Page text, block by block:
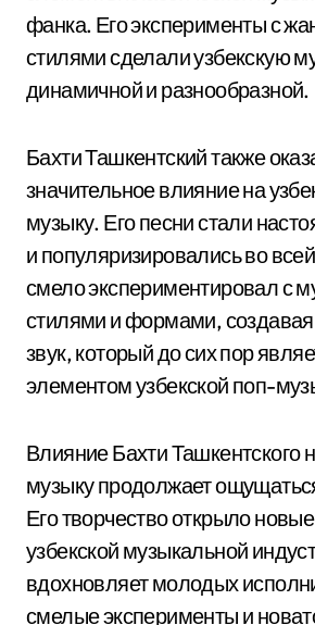
фанка. Его эксперименты с
стилями сделали узбекскую
динамичной и разнообразной.
Бахти Ташкентский также
значительное влияние на
музыку. Его песни стали
и популяризировались во
смело экспериментировал с
стилями и формами,
звук, который до сих пор
элементом узбекской поп-
Влияние Бахти Ташкентского
музыку продолжает
Его творчество открыло
узбекской музыкальной
вдохновляет молодых
смелые эксперименты и